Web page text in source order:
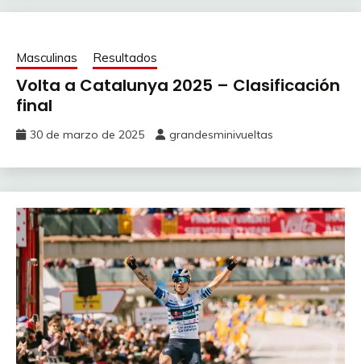
Masculinas Resultados
Volta a Catalunya 2025 – Clasificación
final
30 de marzo de 2025 grandesminivueltas